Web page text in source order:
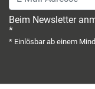
Beim Newsletter
*
* Einlösbar ab einem